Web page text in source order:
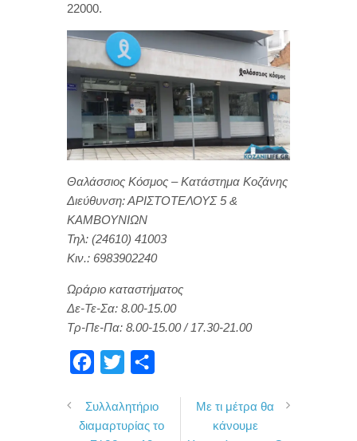
22000.
Θαλάσσιος Κόσμος – Κατάστημα Κοζάνης
Διεύθυνση: ΑΡΙΣΤΟΤΕΛΟΥΣ 5 &
ΚΑΜΒΟΥΝΙΩΝ
Τηλ: (24610) 41003
Κιν.: 6983902240
Ωράριο καταστήματος
Δε-Τε-Σα: 8.00-15.00
Τρ-Πε-Πα: 8.00-15.00 / 17.30-21.00
c
e
i
t
ι
ρ
Συλλαλητήριο
διαμαρτυρίας το
Με τι μέτρα θα
κάνουμε